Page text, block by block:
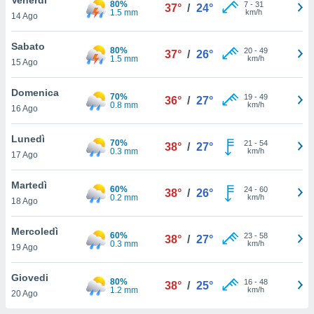
è
al sito
di
ci
di
il
un
la
14 Ago
80%
1.5 mm
37° / 24° 7- 31
km/h
Sabato
15 Ago
80%
1.5 mm
37° / 26° 20- 49
km/h
Domenica
16 Ago
70%
0.8 mm
36° / 27° 19- 49
km/h
Lunedì
17 Ago
70%
0.3 mm
38° / 27° 21 - 54
km/h
Martedì
18 Ago
60%
0.2 mm
38° / 26° 24- 60
km/h
Mercoledì
19 Ago
60%
0.3 mm
38° / 27° 23- 58
km/h
Giovedi
20 Ago
80%
1.2 mm
38° / 25° 16- 48
km/h